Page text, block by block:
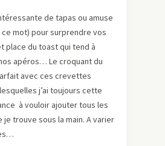
de tapas ou amuse
ce mot) pour surprendre vos
place du toast qui tend à
apéros… Le croquant du
avec ces crevettes
j’ai toujours cette
à vouloir ajouter tous les
trouve sous la main. A varier